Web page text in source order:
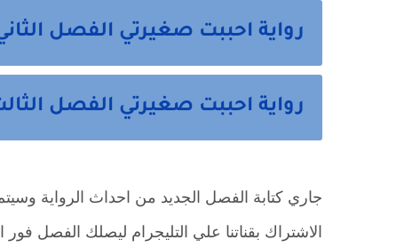
رواية احببت صغيرتي الفصل
رواية احببت صغيرتي الفصل
جاري كتابة الفصل الجديد من احداث الرواية وسيتم
الاشتراك بقناتنا علي التليجرام ليصلك الفصل فور